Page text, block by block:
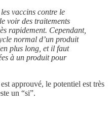
vaccins contre le
voir des traitements
rapidement. Cependant,
normal d’un produit
plus long, et il faut
à un produit pour
approuvé, le potentiel est très
un “si”.